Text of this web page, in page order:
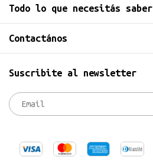
Todo lo que necesitás saber
Contactános
Suscribite al newsletter